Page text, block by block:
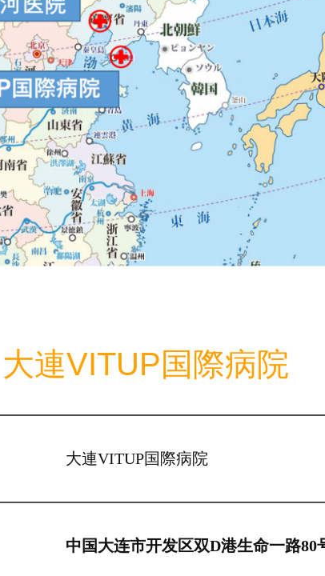
大連VITUP国際病院
大連VITUP国際病院
中国大连市开发区双D港生命一路80